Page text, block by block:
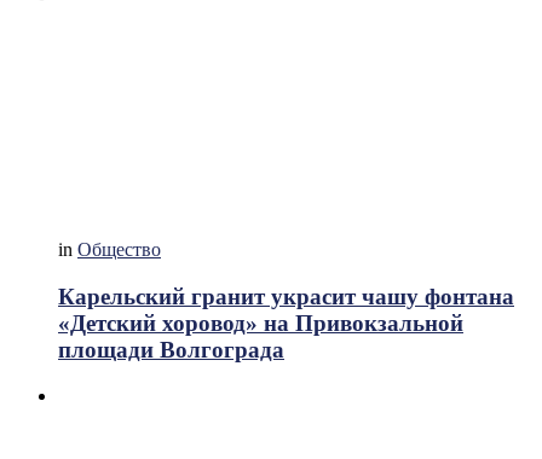
in Общество
Карельский гранит украсит чашу фонтана
«Детский хоровод» на Привокзальной
площади Волгограда